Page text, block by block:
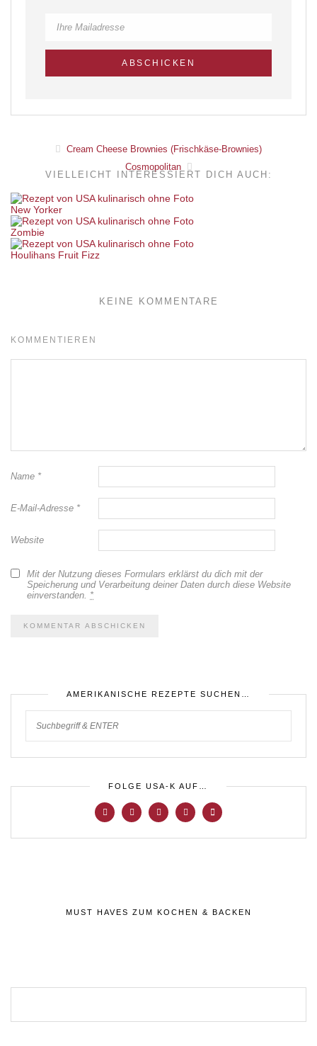
Cream Cheese Brownies (Frischkäse-Brownies)
Cosmopolitan
VIELLEICHT INTERESSIERT DICH AUCH:
New Yorker
Zombie
Houlihans Fruit Fizz
KEINE KOMMENTARE
KOMMENTIEREN
Name *
E-Mail-Adresse *
Website
Mit der Nutzung dieses Formulars erklärst du dich mit der
Speicherung und Verarbeitung deiner Daten durch diese Website
einverstanden. *
AMERIKANISCHE REZEPTE SUCHEN…
FOLGE USA-K AUF…
MUST HAVES ZUM KOCHEN & BACKEN